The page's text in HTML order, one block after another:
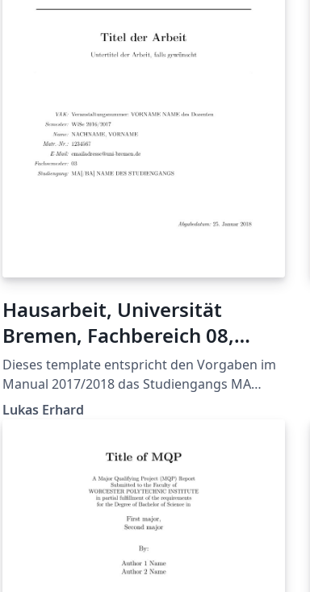
Hausarbeit, Universität
Bremen, Fachbereich 08,
Soziologe
Dieses template entspricht den Vorgaben im
Manual 2017/2018 das Studiengangs MA
Soziologie und Sozialforschung der
Lukas Erhard